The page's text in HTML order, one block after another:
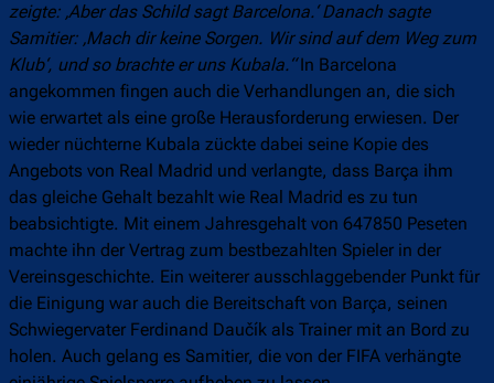
zeigte: ‚Aber das Schild sagt Barcelona.‘ Danach sagte
Samitier: ‚Mach dir keine Sorgen. Wir sind auf dem Weg zum
Klub‘, und so brachte er uns Kubala.“In Barcelona
angekommen fingen auch die Verhandlungen an, die sich
wie erwartet als eine große Herausforderung erwiesen. Der
wieder nüchterne Kubala zückte dabei seine Kopie des
Angebots von Real Madrid und verlangte, dass Barça ihm
das gleiche Gehalt bezahlt wie Real Madrid es zu tun
beabsichtigte. Mit einem Jahresgehalt von 647850 Peseten
machte ihn der Vertrag zum bestbezahlten Spieler in der
Vereinsgeschichte. Ein weiterer ausschlaggebender Punkt für
die Einigung war auch die Bereitschaft von Barça, seinen
Schwiegervater Ferdinand Daučík als Trainer mit an Bord zu
holen. Auch gelang es Samitier, die von der FIFA verhängte